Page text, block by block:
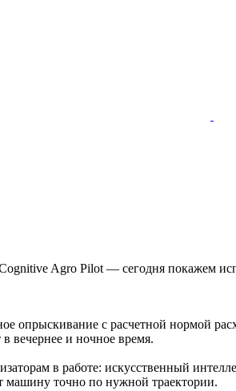
Agro Pilot — сегодня покажем
опрыскивание с расчетной нормой
вечернее и ночное время.
в работе: искусственный
машину точно по нужной траектории.